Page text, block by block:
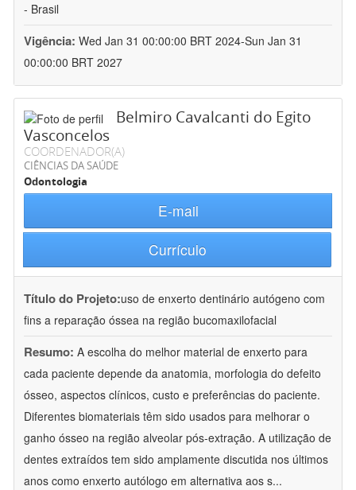
- Brasil
Vigência: Wed Jan 31 00:00:00 BRT 2024-Sun Jan 31
00:00:00 BRT 2027
Belmiro Cavalcanti do Egito
Vasconcelos
COORDENADOR(A)
CIÊNCIAS DA SAÚDE
Odontologia
E-mail
Currículo
Título do Projeto:uso de enxerto dentinário autógeno com
fins a reparação óssea na região bucomaxilofacial
Resumo: A escolha do melhor material de enxerto para
cada paciente depende da anatomia, morfologia do defeito
ósseo, aspectos clínicos, custo e preferências do paciente.
Diferentes biomateriais têm sido usados para melhorar o
ganho ósseo na região alveolar pós-extração. A utilização de
dentes extraídos tem sido amplamente discutida nos últimos
anos como enxerto autólogo em alternativa aos s...